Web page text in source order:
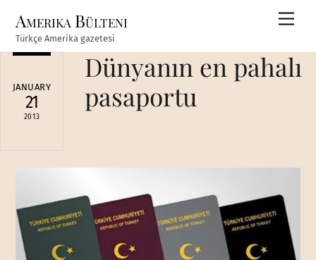
content
Amerika Bülteni
Türkçe Amerika gazetesi
JANUARY
21
2013
Dünyanın en pahalı
pasaportu